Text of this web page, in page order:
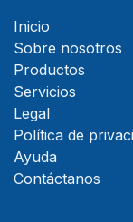
Inicio
Sobre nosotros
Productos
Servicios
Legal
Política de
Ayuda
Contáctanos